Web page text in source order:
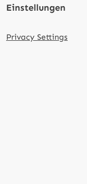
Einstellungen
Privacy Settings